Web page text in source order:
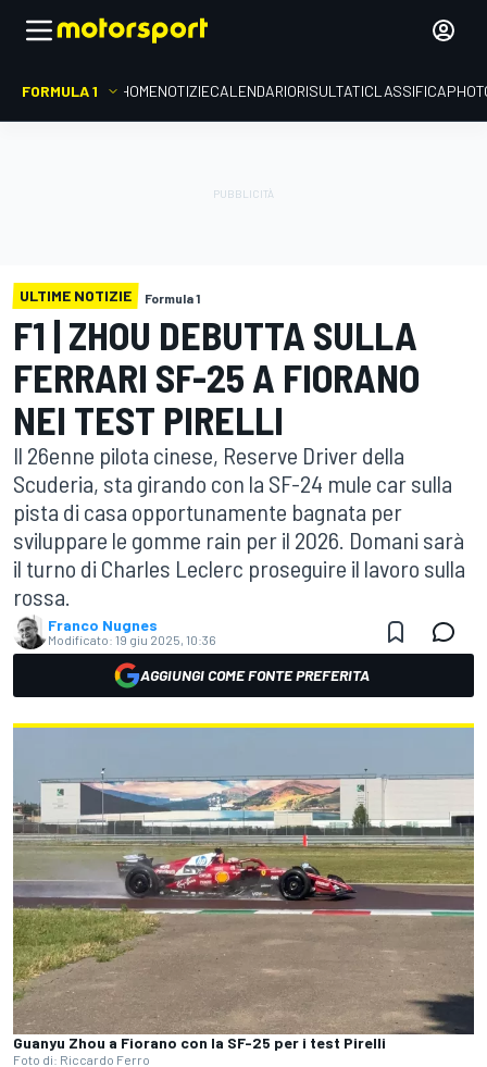
FORMULA 1 HOMENOTIZIECALENDARIORISULTATICLASSIFICA
ULTIME NOTIZIE Formula 1
F1 | ZHOU DEBUTTA SULLA
FERRARI SF-25 A FIORANO
NEI TEST PIRELLI
Il 26enne pilota cinese, Reserve Driver della
Scuderia, sta girando con la SF-24 mule car sulla
pista di casa opportunamente bagnata per
sviluppare le gomme rain per il 2026. Domani sarà
il turno di Charles Leclerc proseguire il lavoro sulla
rossa.
Franco Nugnes
Modificato: 19 giu 2025, 10:36
AGGIUNGI COME FONTE PREFERITA
Guanyu Zhou a Fiorano con la SF-25 per i test Pirelli
Foto di: Riccardo Ferro